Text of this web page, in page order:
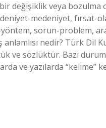
değişiklik veya bozulma
medeniyet, fırsat-
sorun-problem,
anlamlısı nedir? Türk
ve sözlüktür. Bazı
ve yazılarda “kelime”